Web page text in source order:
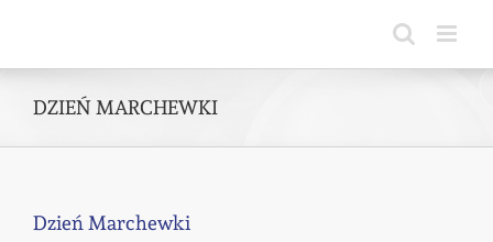
DZIEŃ MARCHEWKI
Dzień Marchewki